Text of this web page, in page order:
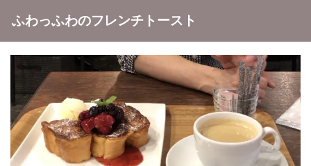
ふわっふわのフレンチトースト